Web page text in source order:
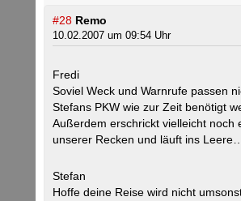
#28 Remo
10.02.2007 um 09:54 Uhr
Fredi
Soviel Weck und Warnrufe passen
Stefans PKW wie zur Zeit benötigt
Außerdem erschrickt vielleicht noch
unserer Recken und läuft ins Leere…
Stefan
Hoffe deine Reise wird nicht